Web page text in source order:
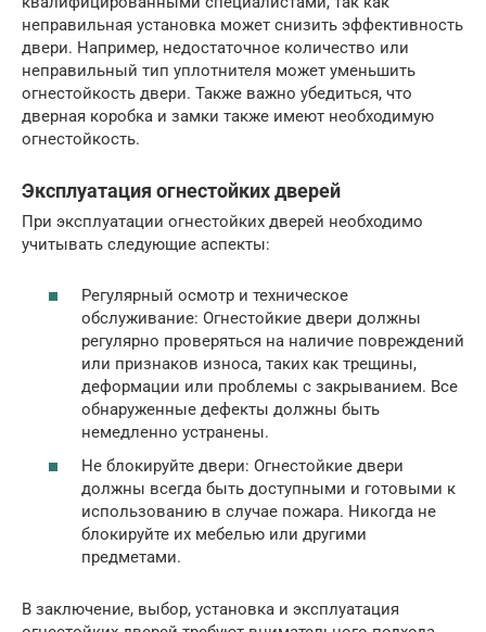
неправильная установка может снизить эффективность
двери. Например, недостаточное количество или
неправильный тип уплотнителя может уменьшить
огнестойкость двери. Также важно убедиться, что
дверная коробка и замки также имеют необходимую
огнестойкость.
Эксплуатация огнестойких дверей
При эксплуатации огнестойких дверей необходимо
учитывать следующие аспекты:
Регулярный осмотр и техническое
обслуживание: Огнестойкие двери должны
регулярно проверяться на наличие повреждений
или признаков износа, таких как трещины,
деформации или проблемы с закрыванием. Все
обнаруженные дефекты должны быть
немедленно устранены.
Не блокируйте двери: Огнестойкие двери
должны всегда быть доступными и готовыми к
использованию в случае пожара. Никогда не
блокируйте их мебелью или другими
предметами.
В заключение, выбор, установка и эксплуатация